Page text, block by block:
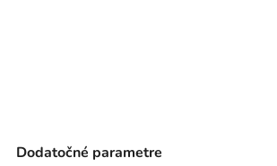
Dodatočné parametre